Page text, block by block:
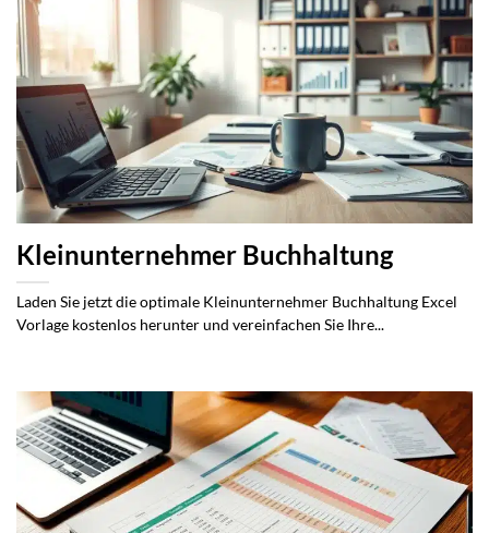
Kleinunternehmer Buchhaltung
Laden Sie jetzt die optimale Kleinunternehmer Buchhaltung Excel
Vorlage kostenlos herunter und vereinfachen Sie Ihre...